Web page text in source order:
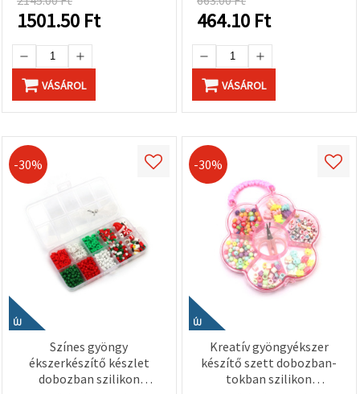
ékszerkészítéshez
1501.50 Ft
VÁSÁROL
464.10 Ft
VÁSÁROL
-30%
ÚJ
Színes gyöngy
ékszerkészítő készlet
dobozban szilikon
-30%
ÚJ
Kreatív gyöngyékszer
készítő szett dobozban-
tokban szilikon